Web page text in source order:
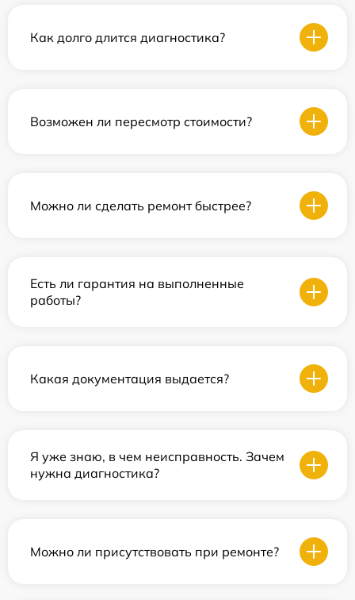
Как долго длится диагностика?
Возможен ли пересмотр стоимости?
Можно ли сделать ремонт быстрее?
Есть ли гарантия на выполненные
работы?
Какая документация выдается?
Я уже знаю, в чем неисправность. Зачем
нужна диагностика?
Можно ли присутствовать при ремонте?